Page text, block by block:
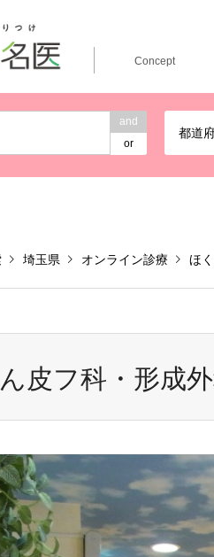
and
or
都道
Concept
埼玉県 オンライン診療 ほ
皮フ科・形成